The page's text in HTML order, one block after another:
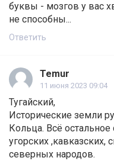
буквы - мозгов у вас
не способны...
Ответить
Temur
11 июня 2023 09:04
Тугайский,
Исторические земли
Кольца. Всё
угорских ,кавказских,
северных народов.